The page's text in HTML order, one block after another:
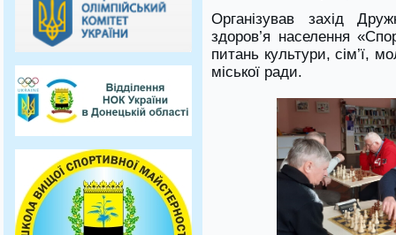
Організував захід
здоров’я населення
питань культури, сім’ї,
міської ради.